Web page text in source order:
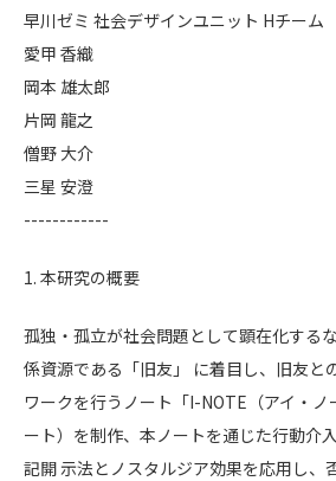
早川ゼミ 社会デザインユニット Hチーム
愛甲 香織
岡本 雄太郎
片岡 龍之
僧野 大介
三星 安澄
------------
1. 本研究の概要
孤独・孤立が社会問題として顕在化する
係資源である「旧友」 に着目し、旧友と
ワークを行うノート「I-NOTE（アイ・ノ
ート）を制作、本ノートを通じた行動介
記開 示法とノスタルジア効果を応用し、